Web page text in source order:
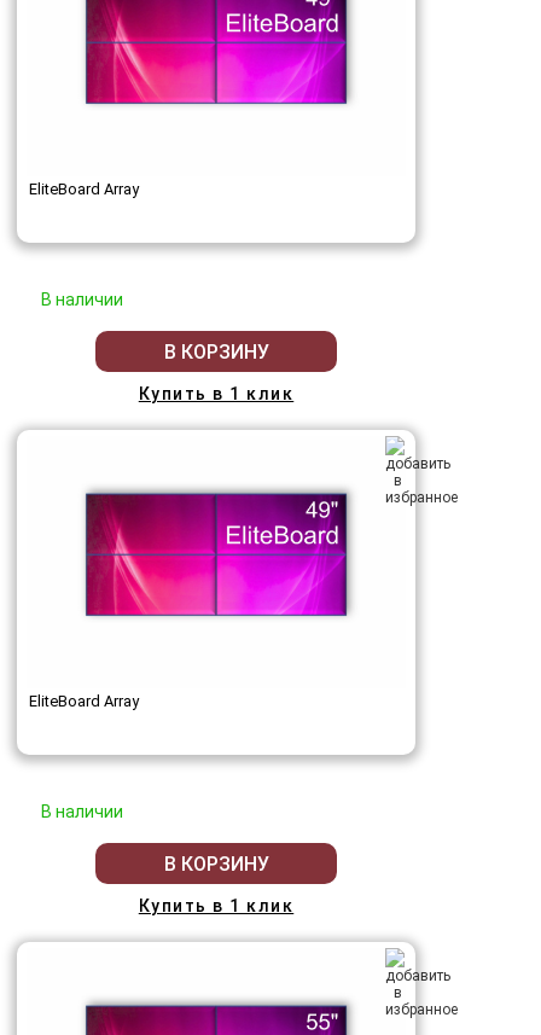
EliteBoard Array
В наличии
В КОРЗИНУ
Купить в 1 клик
EliteBoard Array
В наличии
В КОРЗИНУ
Купить в 1 клик